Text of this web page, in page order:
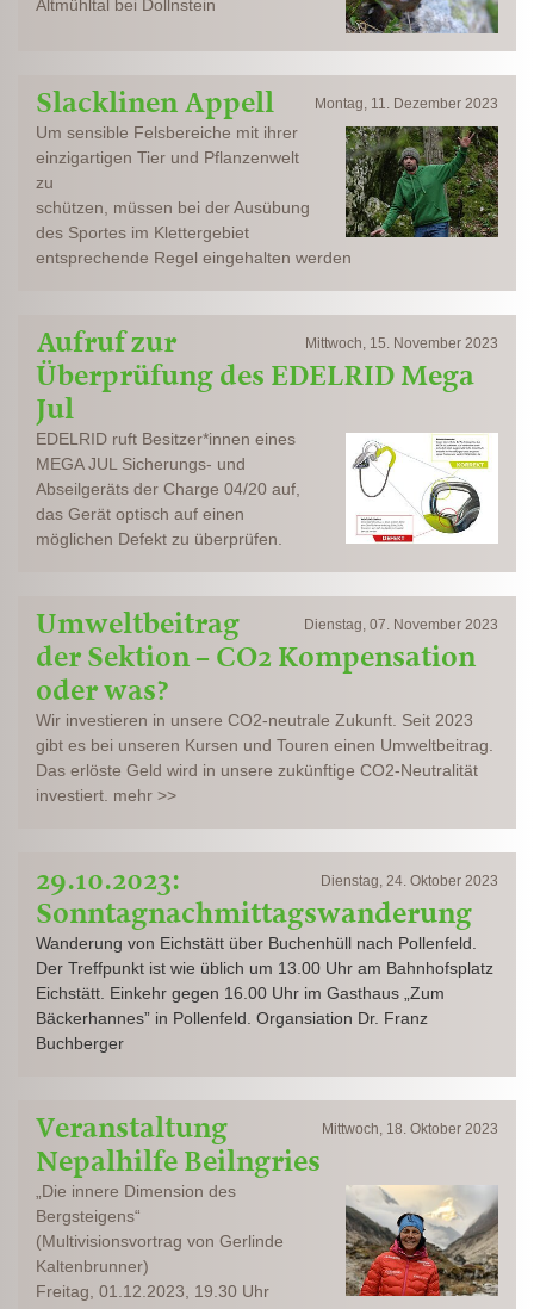
Altmühltal bei Dollnstein
Montag, 11. Dezember 2023
Slacklinen Appell
Um sensible Felsbereiche mit ihrer
einzigartigen Tier und Pflanzenwelt
zu
schützen, müssen bei der Ausübung
des Sportes im Klettergebiet
entsprechende Regel eingehalten werden
Mittwoch, 15. November 2023
Aufruf zur
Überprüfung des EDELRID Mega
Jul
EDELRID ruft Besitzer*innen eines
MEGA JUL Sicherungs- und
Abseilgeräts der Charge 04/20 auf,
das Gerät optisch auf einen
möglichen Defekt zu überprüfen.
Dienstag, 07. November 2023
Umweltbeitrag
der Sektion – CO2 Kompensation
oder was?
Wir investieren in unsere CO2-neutrale Zukunft. Seit 2023
gibt es bei unseren Kursen und Touren einen Umweltbeitrag.
Das erlöste Geld wird in unsere zukünftige CO2-Neutralität
investiert. mehr >>
Dienstag, 24. Oktober 2023
29.10.2023:
Sonntagnachmittagswanderung
Wanderung von Eichstätt über Buchenhüll nach Pollenfeld.
Der Treffpunkt ist wie üblich um 13.00 Uhr am Bahnhofsplatz
Eichstätt. Einkehr gegen 16.00 Uhr im Gasthaus „Zum
Bäckerhannes” in Pollenfeld. Organsiation Dr. Franz
Buchberger
Mittwoch, 18. Oktober 2023
Veranstaltung
Nepalhilfe Beilngries
„Die innere Dimension des
Bergsteigens“
(Multivisionsvortrag von Gerlinde
Kaltenbrunner)
Freitag, 01.12.2023, 19.30 Uhr